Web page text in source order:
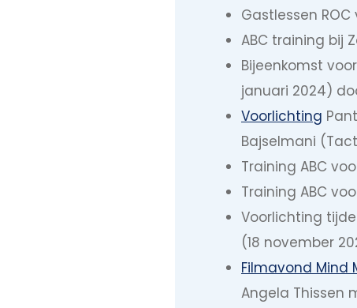
Gastlessen
ABC training bij
Bijeenkomst
januari 2024)
Voorlichting
Bajselmani
Training ABC
Training ABC
Voorlichting
(18 november
Filmavond Mind
Angela Thissen